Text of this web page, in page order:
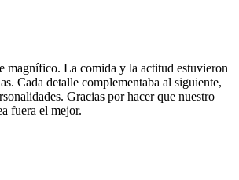
magnífico. La comida y la actitud estuvieron
Cada detalle complementaba al siguiente,
Gracias por hacer que nuestro
fuera el mejor.